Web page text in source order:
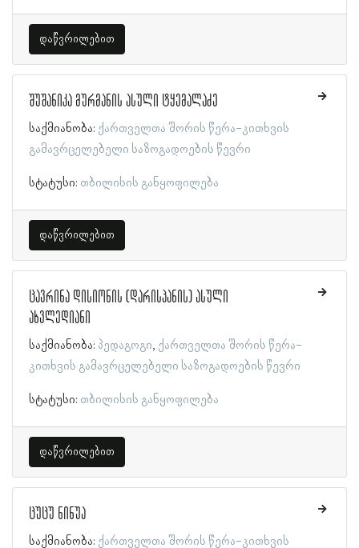
დაწვრილებით
შუშანიკა მურმანის ასული ტყემალაძე
საქმიანობა: ქართველთა შორის წერა-კითხვის
გამავრცელებელი საზოგადოების წევრი
სტატუსი: თბილისის განყოფილება
დაწვრილებით
ცავრინა დისიონის (დარისპანის) ასული
ახვლედიანი
საქმიანობა: პედაგოგი ქართველთა შორის წერა-
კითხვის გამავრცელებელი საზოგადოების წევრი
სტატუსი: თბილისის განყოფილება
დაწვრილებით
ცუცუ ნინუა
საქმიანობა: ქართველთა შორის წერა-კითხვის